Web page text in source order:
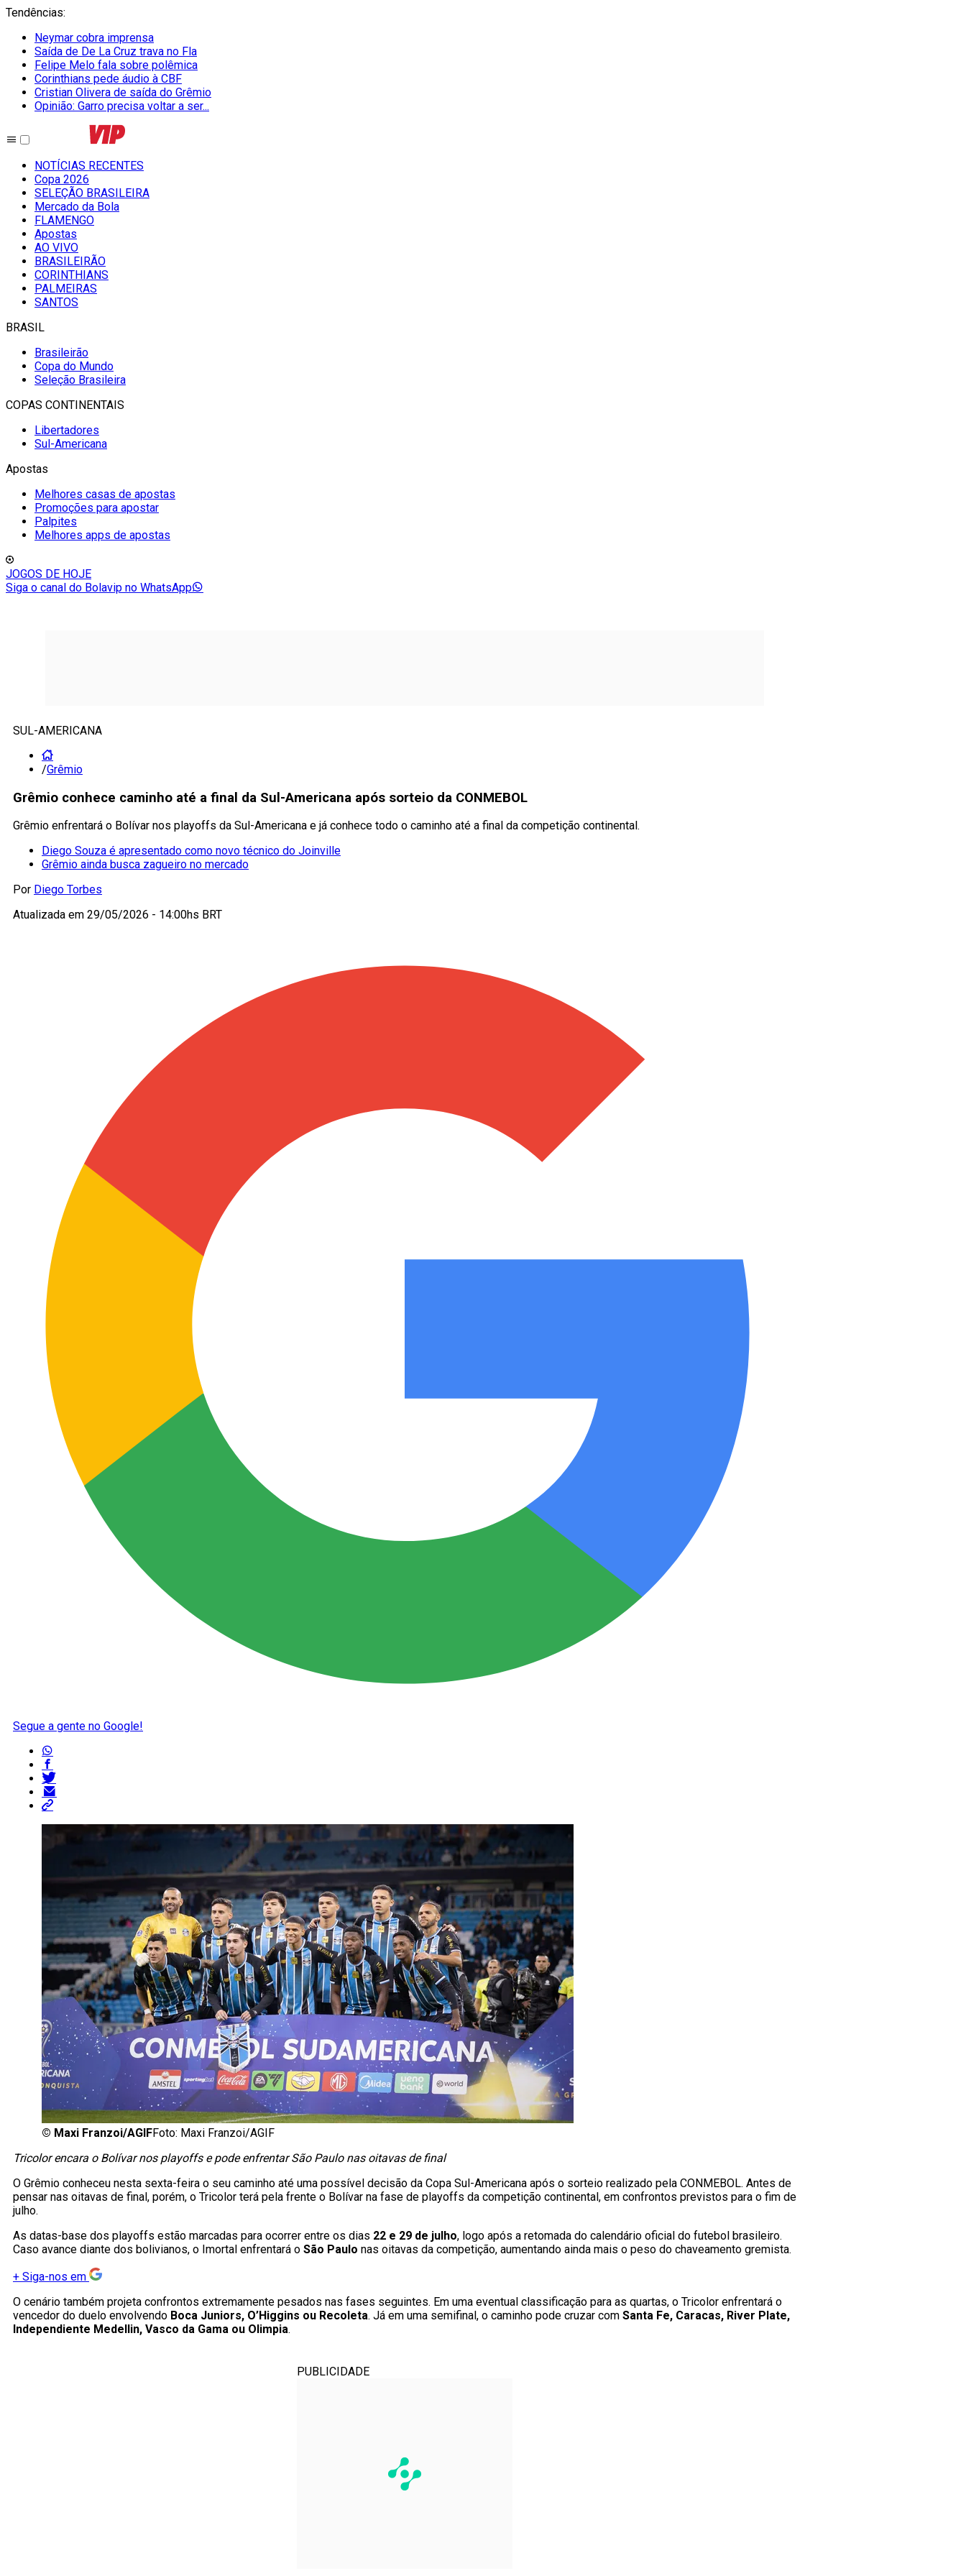
Tendências:
Neymar cobra imprensa
Saída de De La Cruz trava no Fla
Felipe Melo fala sobre polêmica
Corinthians pede áudio à CBF
Cristian Olivera de saída do Grêmio
Opinião: Garro precisa voltar a ser...
NOTÍCIAS RECENTES
Copa 2026
SELEÇÃO BRASILEIRA
Mercado da Bola
FLAMENGO
Apostas
AO VIVO
BRASILEIRÃO
CORINTHIANS
PALMEIRAS
SANTOS
BRASIL
Brasileirão
Copa do Mundo
Seleção Brasileira
COPAS CONTINENTAIS
Libertadores
Sul-Americana
Apostas
Melhores casas de apostas
Promoções para apostar
Palpites
Melhores apps de apostas
JOGOS DE HOJE
Siga o canal do Bolavip no WhatsApp
SUL-AMERICANA
/Grêmio
Grêmio conhece caminho até a final da Sul-Americana após sorteio da CONMEBOL
Grêmio enfrentará o Bolívar nos playoffs da Sul-Americana e já conhece todo o caminho até a final da competição continental.
Diego Souza é apresentado como novo técnico do Joinville
Grêmio ainda busca zagueiro no mercado
Por Diego Torbes
Atualizada em 29/05/2026 - 14:00hs BRT
Segue a gente no Google!
© Maxi Franzoi/AGIFFoto: Maxi Franzoi/AGIF
Tricolor encara o Bolívar nos playoffs e pode enfrentar São Paulo nas oitavas de final
O Grêmio conheceu nesta sexta-feira o seu caminho até uma possível decisão da Copa Sul-Americana após o sorteio realizado pela CONMEBOL. Antes de
pensar nas oitavas de final, porém, o Tricolor terá pela frente o Bolívar na fase de playoffs da competição continental, em confrontos previstos para o fim de
julho.
As datas-base dos playoffs estão marcadas para ocorrer entre os dias 22 e 29 de julho, logo após a retomada do calendário oficial do futebol brasileiro.
Caso avance diante dos bolivianos, o Imortal enfrentará o São Paulo nas oitavas da competição, aumentando ainda mais o peso do chaveamento gremista.
+ Siga-nos em
O cenário também projeta confrontos extremamente pesados nas fases seguintes. Em uma eventual classificação para as quartas, o Tricolor enfrentará o
vencedor do duelo envolvendo Boca Juniors, O’Higgins ou Recoleta. Já em uma semifinal, o caminho pode cruzar com Santa Fe, Caracas, River Plate,
Independiente Medellin, Vasco da Gama ou Olimpia.
PUBLICIDADE